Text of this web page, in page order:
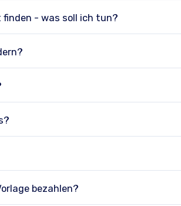
- was soll ich tun?
bezahlen?